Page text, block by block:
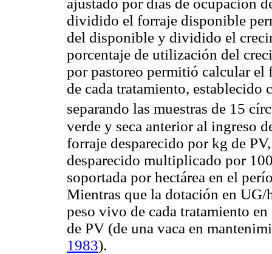
ajustado por días de ocupación
dividido el forraje disponible
del disponible y dividido el
porcentaje de utilización del
por pastoreo permitió calcular el
de cada tratamiento, establecido
separando las muestras de 15
verde y seca anterior al ingreso
forraje desparecido por kg de
desparecido multiplicado por
soportada por hectárea en el
Mientras que la dotación en
peso vivo de cada tratamiento
de PV (de una vaca en
1983).